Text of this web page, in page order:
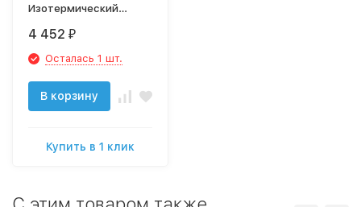
Изотермический
контейнер
4 452 ₽
Осталась 1 шт.
В корзину
Купить в 1 клик